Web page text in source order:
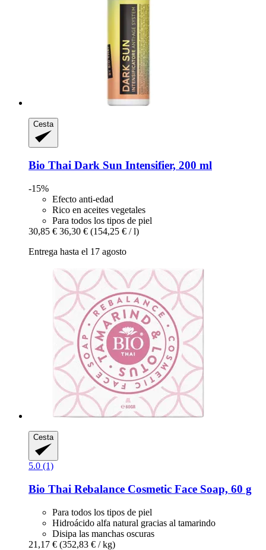
Cesta
Bio Thai Dark Sun Intensifier, 200 ml
-15%
Efecto anti-edad
Rico en aceites vegetales
Para todos los tipos de piel
30,85 € 36,30 € (154,25 € / l)
Entrega hasta el 17 agosto
Cesta
5.0 (1)
Bio Thai Rebalance Cosmetic Face Soap, 60 g
Para todos los tipos de piel
Hidroácido alfa natural gracias al tamarindo
Disipa las manchas oscuras
21,17 € (352,83 € / kg)